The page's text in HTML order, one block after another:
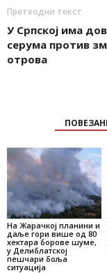
Претходни текст
У Српској има
серума против
отрова
На Жарачкој планини и
даље гори више од 80
хектара борове шуме,
у Делиблатској
пешчари боља
ситуација